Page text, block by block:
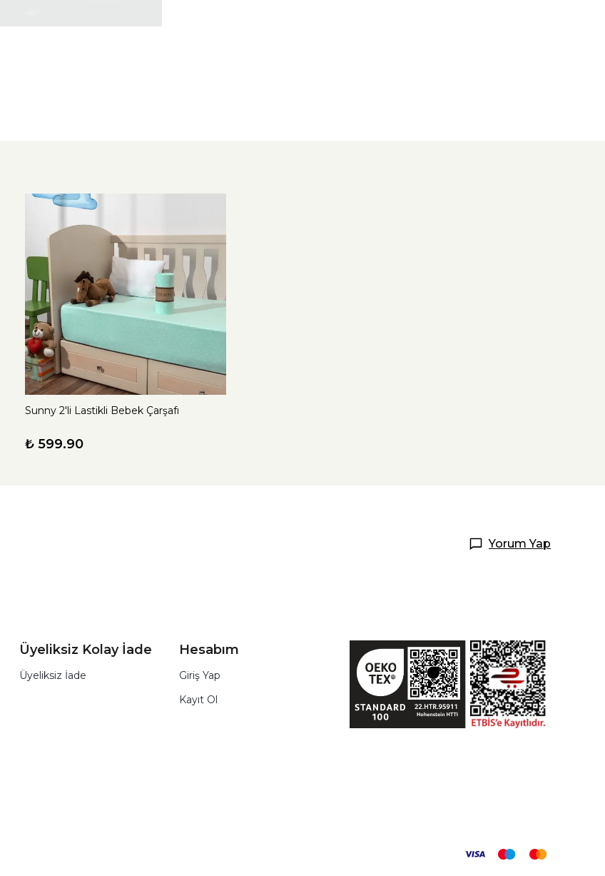
Sunny 2'li Lastikli Bebek Çarşafı
₺ 599.90
Yorum Yap
Üyeliksiz Kolay İade
Üyeliksiz İade
Hesabım
Giriş Yap
Kayıt Ol